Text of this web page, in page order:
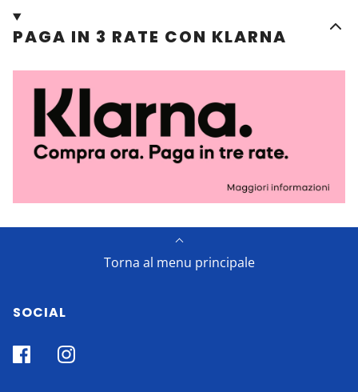
PAGA IN 3 RATE CON KLARNA
Torna al menu principale
SOCIAL